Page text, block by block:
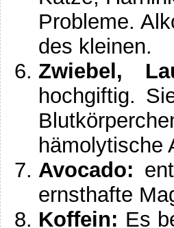
Probleme.
des kleinen.
Zwiebel,
hochgiftig.
hämolytische
Avocado:
ernsthafte
Koffein: Es